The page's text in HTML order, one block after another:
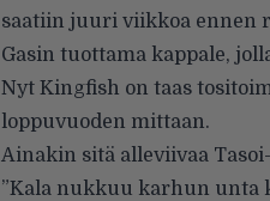
saatiin juuri viikkoa ennen
Gasin tuottama kappale,
Nyt Kingfish on taas
loppuvuoden mittaan.
Ainakin sitä alleviivaa
”Kala nukkuu karhun unta